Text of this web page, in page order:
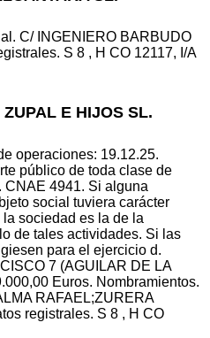
C/ INGENIERO BARBUDO
S 8 , H CO 12117, I/A
E HIJOS SL.
operaciones: 19.12.25.
público de toda clase de
CNAE 4941. Si alguna
social tuviera carácter
sociedad es la de la
de tales actividades. Si las
para el ejercicio d.
7 (AGUILAR DE LA
Euros. Nombramientos.
RAFAEL;ZURERA
registrales. S 8 , H CO